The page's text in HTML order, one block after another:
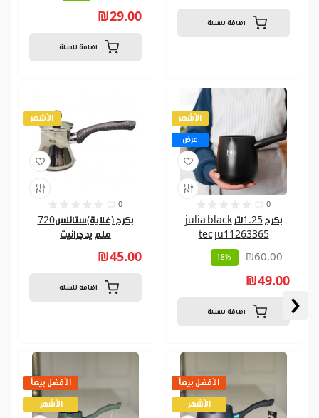
‹
₪29.00
اضافة للسلة
اضافة للسلة
الأشهر
0
بكرج (غلاية)ستانلس720
ملم يد جرانيت
₪45.00
اضافة للسلة
الأشهر
عرض
0
بكرج 1.25لتر julia black
tec ju11263365
₪60.00
-18%
₪49.00
اضافة للسلة
الأفضل بيعاً
الأشهر
الأفضل بيعاً
الأشهر